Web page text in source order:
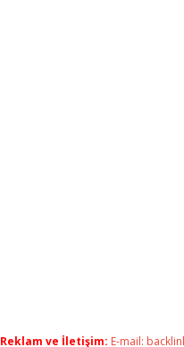
Reklam ve İletişim: E-mail: